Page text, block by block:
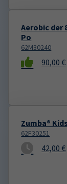
Aerobic der
Po
62M30240
90,00 €
Zumba®
62F30251
42,00 €